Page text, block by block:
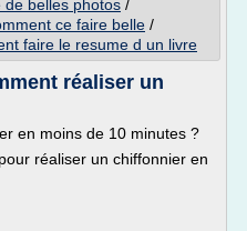
de belles photos /
ce faire belle /
faire le resume d un livre
réaliser un
en moins de 10 minutes ?
réaliser un chiffonnier en